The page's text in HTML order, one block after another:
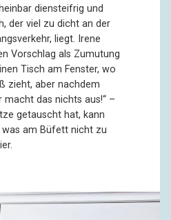
diensteifrig und
der viel zu dicht an der
liegt. Irene
Vorschlag als Zumutung
Tisch am Fenster, wo
zieht, aber nachdem
macht das nichts aus!“ –
getauscht hat, kann
am Büfett nicht zu